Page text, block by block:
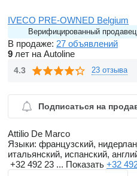
IVECO PRE-OWNED Belgium
Верифицированный продавец
В продаже: 27 объявлений
9 лет на Autoline
4.3 23 отзыва
Подписаться на
Attilio De Marco
Языки: французский,
итальянский, испанский,
+32 492 23 ... Показать +32